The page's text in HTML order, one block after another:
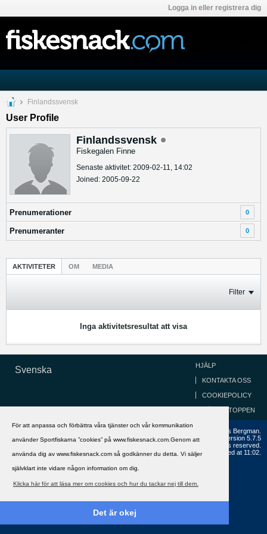
För att anpassa och förbättra våra tjänster och vår kommunikation
använder Sportfiskarna ”cookies” på www.fiskesnack.com.Genom att
använda dig av www.fiskesnack.com så godkänner du detta. Vi säljer
självklart inte vidare någon information om dig.
Klicka här för att läsa mer om cookies och hur du tackar nej till dem.
Det är okej
Logga in eller registrera dig
Finlandssvensk
User Profile
Finlandssvensk
Fiskegalen Finne
Senaste aktivitet: 2009-02-11, 14:02
Joined: 2005-09-22
Prenumerationer 0
Prenumeranter 0
AKTIVITETER OM MEDIA
Filter
Inga aktivitetsresultat att visa
Svenska HJÄLP
KONTAKTA OSS
COOKIEPOLICY
GÅ TILL TOPPEN
Copyright ©2002 - 2021, FiskeSnack.com. Grundad 2002 av Anders Bergman.
Powered byvBulletin®
Version 5.7.5
Copyright © 2026 MH Sub I, LLC dba vBulletin. All rights reserved.
All times are GMT+1. This page was generated at 11:02.